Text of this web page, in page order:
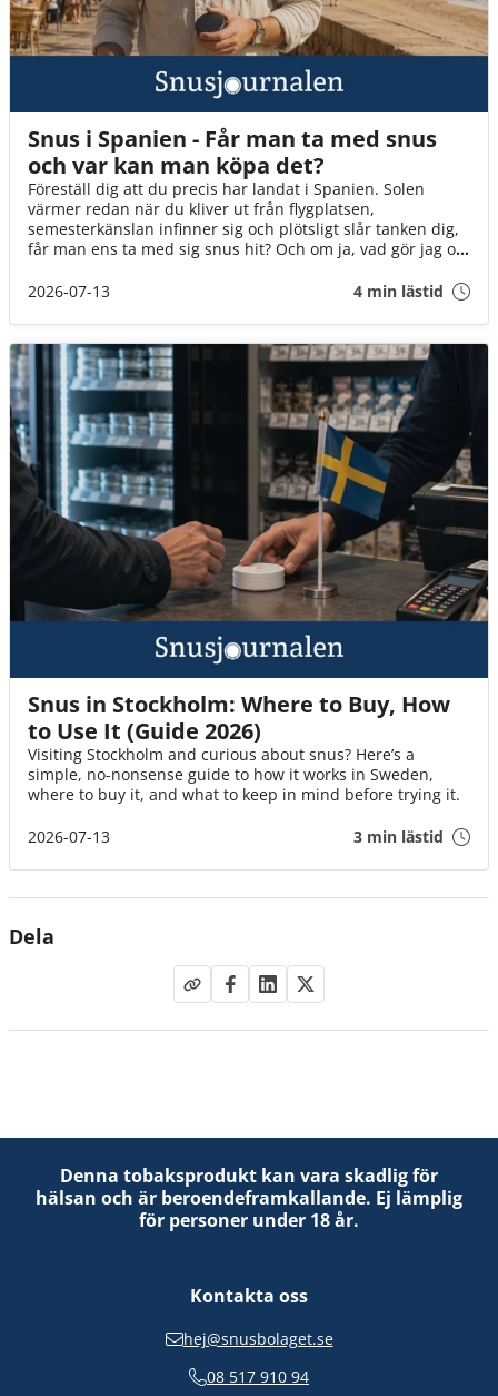
Snus i Spanien - Får man ta med snus
och var kan man köpa det?
Föreställ dig att du precis har landat i Spanien. Solen
värmer redan när du kliver ut från flygplatsen,
semesterkänslan infinner sig och plötsligt slår tanken dig,
får man ens ta med sig snus hit? Och om ja, vad gör jag om
veta innan flyget går till Spanien!
2026-07-13 4 min lästid
Snus in Stockholm: Where to Buy, How
to Use It (Guide 2026)
Visiting Stockholm and curious about snus? Here’s a
simple, no-nonsense guide to how it works in Sweden,
where to buy it, and what to keep in mind before trying it.
2026-07-13
3 min lästid
Dela
Denna tobaksprodukt kan vara skadlig för
hälsan och är beroendeframkallande. Ej lämplig
för personer under 18 år.
Kontakta oss
hej@snusbolaget.se
08 517 910 94